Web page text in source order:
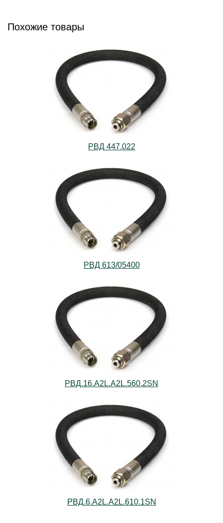
Похожие товары
РВД 447.022
РВД 613/05400
РВД.16.А2L.А2L.560.2SN
РВД.6.А2L.А2L.610.1SN